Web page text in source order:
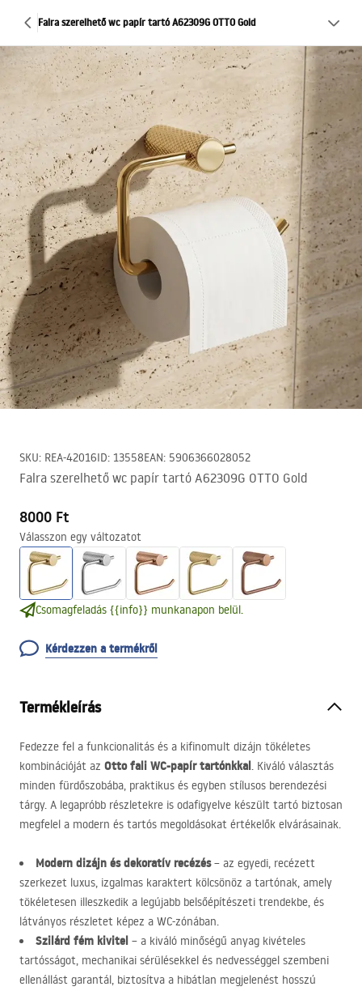
Falra szerelhető wc papír tartó A62309G OTTO Gold
SKU: REA-42016ID: 13558EAN: 5906366028052
Falra szerelhető wc papír tartó A62309G OTTO Gold
8000 Ft
Válasszon egy változatot
Csomagfeladás {{info}} munkanapon belül.
Kérdezzen a termékről
Termékleírás
Fedezze fel a funkcionalitás és a kifinomult dizájn tökéletes
kombinációját az Otto fali WC-papír tartónkkal. Kiváló választás
minden fürdőszobába, praktikus és egyben stílusos berendezési
tárgy. A legapróbb részletekre is odafigyelve készült tartó biztosan
megfelel a modern és tartós megoldásokat értékelők elvárásainak.
Modern dizájn és dekoratív recézés– az egyedi, recézett
szerkezet luxus, izgalmas karaktert kölcsönöz a tartónak, amely
tökéletesen illeszkedik a legújabb belsőépítészeti trendekbe, és
látványos részletet képez a WC-zónában.
Szilárd fém kivitel – a kiváló minőségű anyag kivételes
tartósságot, mechanikai sérülésekkel és nedvességgel szembeni
ellenállást garantál, biztosítva a hibátlan megjelenést hosszú